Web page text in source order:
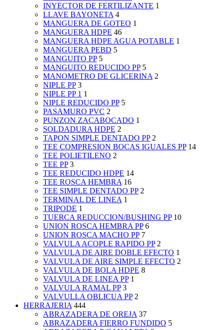
INYECTOR DE FERTILIZANTE 1
LLAVE BAYONETA 4
MANGUERA DE GOTEO 1
MANGUERA HDPE 46
MANGUERA HDPE AGUA POTABLE 1
MANGUERA PEBD 5
MANGUITO PP 5
MANGUITO REDUCIDO PP 5
MANOMETRO DE GLICERINA 2
NIPLE PP 3
NIPLE PP 1 1
NIPLE REDUCIDO PP 5
PASAMURO PVC 2
PUNZON ZACABOCADO 1
SOLDADURA HDPE 2
TAPON SIMPLE DENTADO PP 2
TEE COMPRESION BOCAS IGUALES PP 14
TEE POLIETILENO 2
TEE PP 3
TEE REDUCIDO HDPE 14
TEE ROSCA HEMBRA 16
TEE SIMPLE DENTADO PP 2
TERMINAL DE LINEA 1
TRIPODE 1
TUERCA REDUCCION/BUSHING PP 10
UNION ROSCA HEMBRA PP 6
UNION ROSCA MACHO PP 7
VALVULA ACOPLE RAPIDO PP 2
VALVULA DE AIRE DOBLE EFECTO 1
VALVULA DE AIRE SIMPLE EFECTO 2
VALVULA DE BOLA HDPE 8
VALVULA DE LINEA PP 1
VALVULA RAMAL PP 3
VALVULLA OBLICUA PP 2
HERRAJERIA 444
ABRAZADERA DE OREJA 37
ABRAZADERA FIERRO FUNDIDO 5